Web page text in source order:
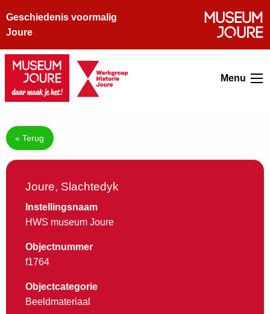
Geschiedenis voormalig
Joure
Menu
« Terug
Joure, Slachtedyk
Instellingsnaam
HWS museum Joure
Objectnummer
f1764
Objectcategorie
Beeldmateriaal